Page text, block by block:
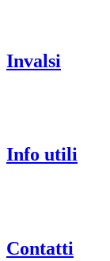
Invalsi
Info utili
Contatti